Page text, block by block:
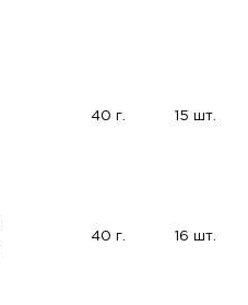
40 г. 15 шт.
40 г. 16 шт.